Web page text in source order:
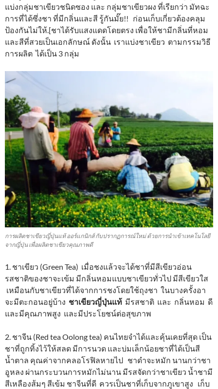
แบ่งกลุ่มชาเขียวชนิดซอง และ กลุ่มชาเขียวผง ที่เรียกว่า มัทฉะ
การที่ได้ซึ่งชา ที่มีกลิ่นและสี รู้กันมั๊ย!! ก่อนเก็บเกี่ยวต้องคลุม
ป้องกันไม่ให้.[ชาได้รับแสงแดดโดยตรง เพื่อให้ชามีกลิ่นที่หอม
และสีที่สวยเป็นเอกลักษณ์ ดังนั้น เราแบ่งชาเขียว ตามกรรมวิธี
การผลิต ได้เป็น 3 กลุ่ม
การผลิตชาเขียวญี่ปุ่นแท้ ออร์แกนิกส์ กับปรากฏการณ์ใหม่ ด้วยการนำเข้าเทคโนโลยี
จากญี่ปุ่น เพื่อผลิตชาเขียวคุณภาพดี
1. ชาเขียว (Green Tea) เมื่อชงแล้วจะได้ชาที่มีสีเขียวอ่อน
รสชาติของชาจะเข้ม มีกลิ่นหอมแบบชาเขียวทั่วไป มีสีเขียวใส
เหมือนกับชาเขียวที่ได้จากการชงโดยใช้ถุงชา ในบางครั้งอา
จะมีตะกอนอยู่บ้าง ชาเขียวญี่ปุ่นแท้ มีรสชาติ และ กลิ่นหอม ดี
และมีคุณภาพสูง และมีประโยชน์ต่อสุขภาพ
2. ชาจีน (Red tea Oolong tea) คนไทยจำได้และคุ้นเคยที่สุด เป็น
ชาที่ถูกทิ้งไว้ให้สลด มีการนวด และบ่มเล็กน้อยชาที่ได้เป็นสี
น้ำตาล คุณค่าจากคลอโรฟิลหายไป ชาดำจะหมัก นานกว่าชา
อูหลง ผ่านกระบวนการหมักไม่นาน มีรสจัดกว่าชาเขียว น้ำชามี
สีเหลืองส้มๆ สีเข้ม ชาจีนที่ดี ควรเป็นชาที่เก็บจากภูเขาสูง เก็บ